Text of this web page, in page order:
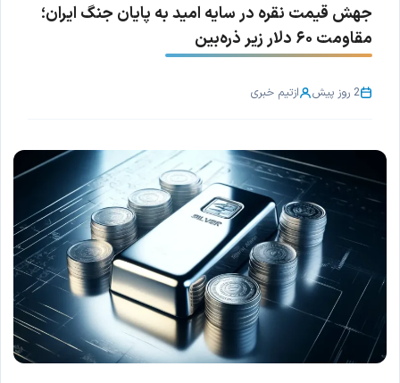
جهش قیمت نقره در سایه امید به پایان جنگ ایران؛
مقاومت ۶۰ دلار زیر ذره‌بین
2 روز پیش ازتیم خبری